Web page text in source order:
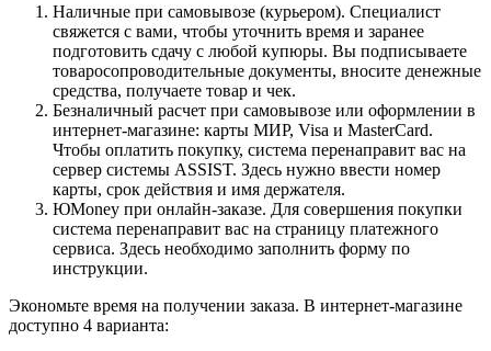
Наличные при самовывозе (курьером). Специалист
свяжется с вами, чтобы уточнить время и заранее
подготовить сдачу с любой купюры. Вы подписываете
товаросопроводительные документы, вносите денежные
средства, получаете товар и чек.
Безналичный расчет при самовывозе или оформлении в
интернет-магазине: карты МИР, Visa и MasterCard.
Чтобы оплатить покупку, система перенаправит вас на
сервер системы ASSIST. Здесь нужно ввести номер
карты, срок действия и имя держателя.
ЮMoney при онлайн-заказе. Для совершения покупки
система перенаправит вас на страницу платежного
сервиса. Здесь необходимо заполнить форму по
инструкции.
Экономьте время на получении заказа. В интернет-магазине
доступно 4 варианта: